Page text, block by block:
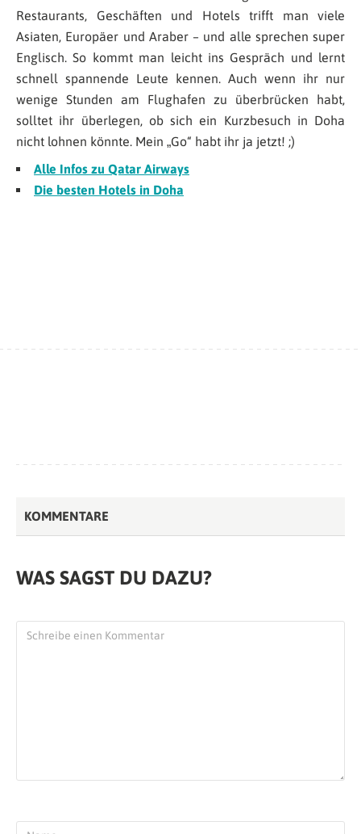
Restaurants, Geschäften und Hotels trifft man viele
Asiaten, Europäer und Araber – und alle sprechen super
Englisch. So kommt man leicht ins Gespräch und lernt
schnell spannende Leute kennen. Auch wenn ihr nur
wenige Stunden am Flughafen zu überbrücken habt,
solltet ihr überlegen, ob sich ein Kurzbesuch in Doha
nicht lohnen könnte. Mein „Go“ habt ihr ja jetzt! ;)
Alle Infos zu Qatar Airways
Die besten Hotels in Doha
KOMMENTARE
WAS SAGST DU DAZU?